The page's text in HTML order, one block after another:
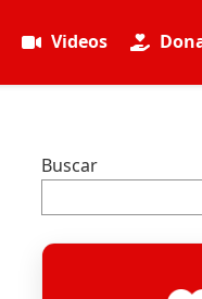
Videos
Buscar